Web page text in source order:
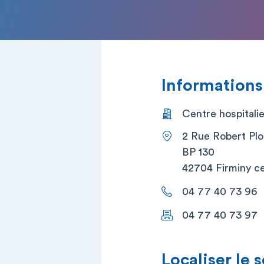
Centre
2 Rue Robert
BP 130
42704 Firminy
04 77 40 73 96
04 77 40 73 97
Localiser le